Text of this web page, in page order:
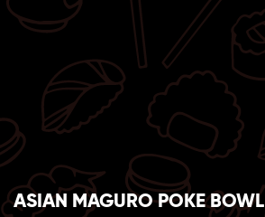
ASIAN MAGURO POKE BOWL